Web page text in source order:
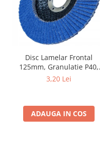
Disc Lamelar Frontal
125mm, Granulatie P40,
Abraziv Premium din
13300 RPM, pentru Slefuire
Otel, Inox, Lemn si Metal,
3,20 Lei
ADAUGA IN COS